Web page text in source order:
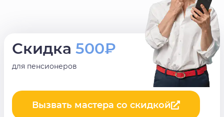
Скидка 500₽
для пенсионеров
Вызвать мастера со скидкой